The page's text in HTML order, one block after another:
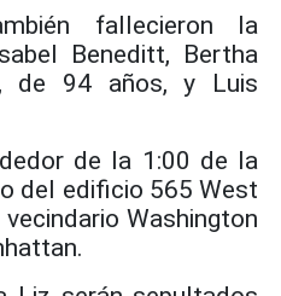
fallecieron la
Beneditt, Bertha
de 94 años, y Luis
de la 1:00 de la
del edificio 565 West
Washington